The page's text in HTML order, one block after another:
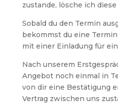
zustande, lösche ich
Sobald du den Termin
bekommst du eine
mit einer Einladung für
Nach unserem
Angebot noch einmal in
von dir eine Bestätigung
Vertrag zwischen uns